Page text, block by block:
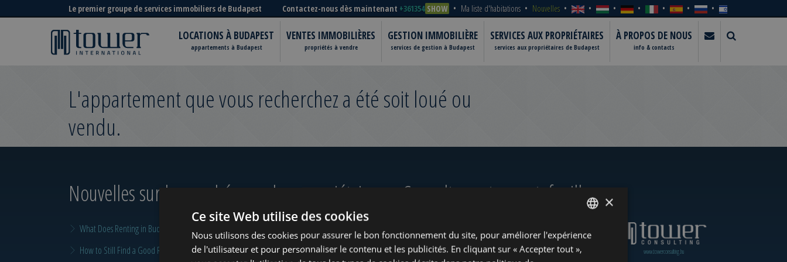
Le premier groupe de services immobiliers de Budapest Contactez-nous dès maintenant +361354 SHOW Ma liste d'habitations Nouvelles
LOCATIONS À BUDAPEST
appartements à Budapest
VENTES IMMOBILIÈRES
propriétés à vendre
GESTION IMMOBILIÈRE
services de gestion à Budapest
SERVICES AUX PROPRIÉTAIRES
services aux propriétaires de Budapest
À PROPOS DE NOUS
info & contacts
L'appartement que vous recherchez a été soit loué ou
vendu.
Nouvelles sur le marché pour les propriétaires
What Does Renting in Budapest Really Cost?
How to Still Find a Good Rental in Budapest at the End of August
Consultez notre portefeuille
www.tower-investments.com www.towerassistance.com www.towerconsulting.hu
ENGLISH
HUNGARIAN
×
Ce site Web utilise des cookies
Nous utilisons des cookies pour assurer le bon fonctionnement du site, pour améliorer l'expérience
de l'utilisateur et pour personnaliser le contenu et les publicités. En cliquant sur « Accepter tout »,